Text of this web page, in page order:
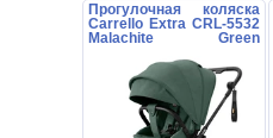
Прогулочная коляска
Carrello Extra CRL-5532
Malachite Green